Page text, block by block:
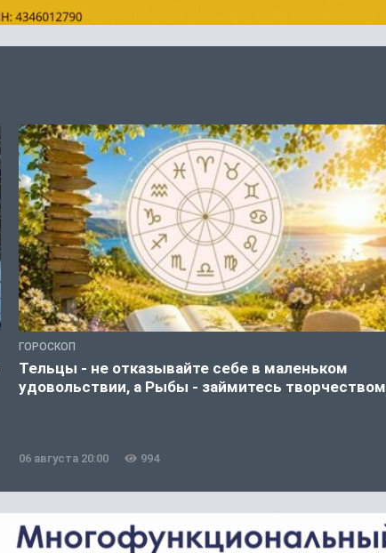
ГОРОСКОП
Тельцы - не отказывайте себе в маленьком
удовольствии, а Рыбы - займитесь творчеством
06 августа 20:00 994